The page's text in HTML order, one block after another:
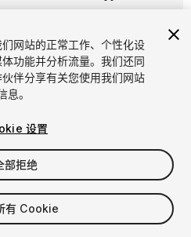
1/10
网站的正常工作、个性化设
功能并分析流量。我们还同
伴分享有关您使用我们网站
息。
设置
部拒绝
有 Cookie